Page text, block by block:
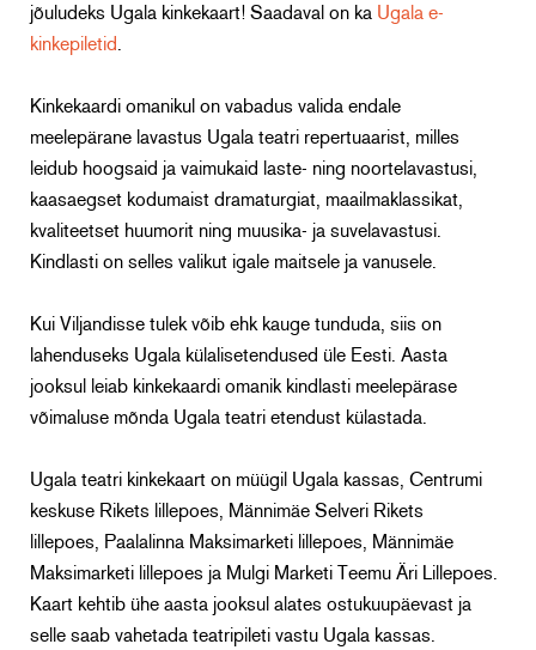
jõuludeks Ugala kinkekaart! Saadaval on ka Ugala e-
kinkepiletid
Kinkekaardi omanikul on vabadus valida endale
meelepärane lavastus Ugala teatri repertuaarist, milles
leidub hoogsaid ja vaimukaid laste- ning noortelavastusi,
kaasaegset kodumaist dramaturgiat, maailmaklassikat,
kvaliteetset huumorit ning muusika- ja suvelavastusi.
Kindlasti on selles valikut igale maitsele ja vanusele.
Kui Viljandisse tulek võib ehk kauge tunduda, siis on
lahenduseks Ugala külalisetendused üle Eesti. Aasta
jooksul leiab kinkekaardi omanik kindlasti meelepärase
võimaluse mõnda Ugala teatri etendust külastada.
Ugala teatri kinkekaart on müügil Ugala kassas, Centrumi
keskuse Rikets lillepoes, Männimäe Selveri Rikets
lillepoes, Paalalinna Maksimarketi lillepoes, Männimäe
Maksimarketi lillepoes ja Mulgi Marketi Teemu Äri Lillepoes.
Kaart kehtib ühe aasta jooksul alates ostukuupäevast ja
selle saab vahetada teatripileti vastu Ugala kassas.